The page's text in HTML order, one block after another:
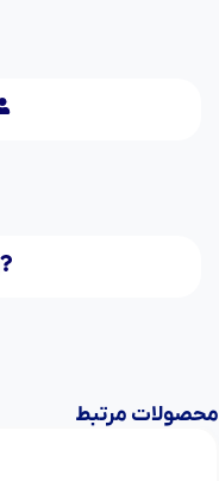
محصولات مرتبط